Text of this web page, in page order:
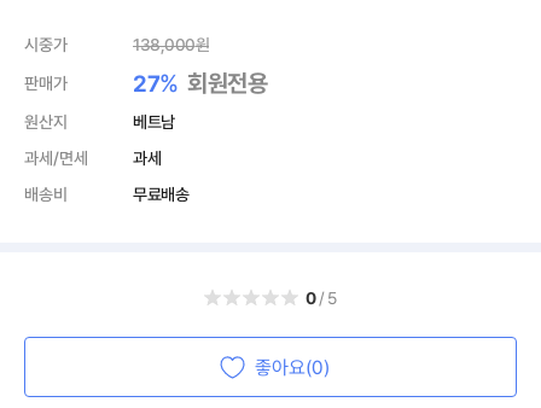
시중가 138,000원
판매가
27% 회원전용
원산지
베트남
과세/면세
과세
배송비
무료배송
0/5
좋아요(0)